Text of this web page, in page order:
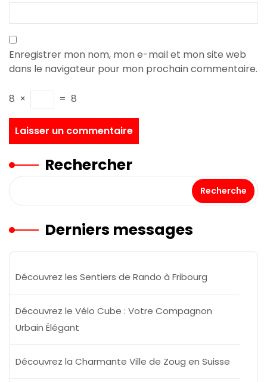
Enregistrer mon nom, mon e-mail et mon site web
dans le navigateur pour mon prochain commentaire.
8 × = 8
Rechercher
Recherche
Derniers messages
Découvrez les Sentiers de Rando à Fribourg
Découvrez le Vélo Cube : Votre Compagnon
Urbain Élégant
Découvrez la Charmante Ville de Zoug en Suisse